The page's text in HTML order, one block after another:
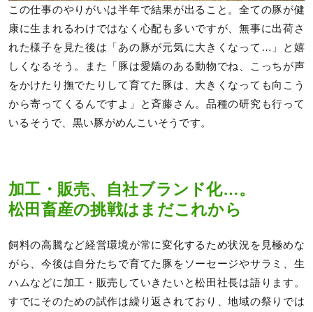
この仕事のやりがいは半年で結果が出ること。全ての豚が健
康に生まれるわけではなく心配も多いですが、無事に出荷さ
れた様子を見た後は「あの豚が元気に大きくなって…」と嬉
しくなるそう。また「豚は愛嬌のある動物でね、こっちが声
をかけたり撫でたりして育てた豚は、大きくなっても向こう
から寄ってくるんですよ」と斉藤さん。品種の研究も行って
いるそうで、黒い豚がめんこいそうです。
加工・販売、自社ブランド化…。
松田畜産の挑戦はまだこれから
飼料の高騰など経営環境が常に変化するため状況を見極めな
がら、今後は自分たちで育てた豚をソーセージやサラミ、生
ハムなどに加工・販売していきたいと松田社長は語ります。
すでにそのための試作は繰り返されており、地域の祭りでは